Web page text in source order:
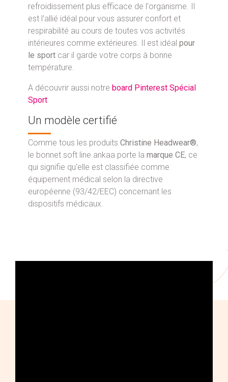
refroidissement plus efficace de l'organisme. Il
est l'allié idéal pour vous assurer confort et
respirabilité au cours de toutes vos activités
intérieures comme extérieures. Il est idéal pour
le sport car il garde votre corps à bonne
température.
A découvrir aussi notre board Pinterest Spécial
Sport
Un modèle certifié
Comme tous les produits Christine Headwear®,
le bonnet soft line ankaa porte la marque CE, ce
qui signifie qu'elle est classifiée comme
équipement médical selon la directive
européenne (93/42/EEC) concernant les
dispositifs médicaux.